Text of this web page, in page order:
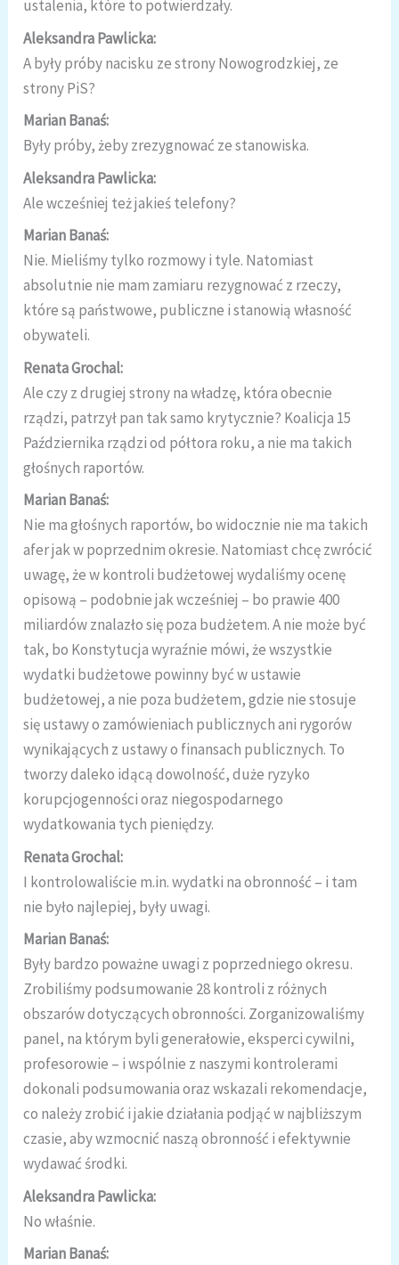
ustalenia, które to potwierdzały.
Aleksandra Pawlicka:
A były próby nacisku ze strony Nowogrodzkiej, ze
strony PiS?
Marian Banaś:
Były próby, żeby zrezygnować ze stanowiska.
Aleksandra Pawlicka:
Ale wcześniej też jakieś telefony?
Marian Banaś:
Nie. Mieliśmy tylko rozmowy i tyle. Natomiast
absolutnie nie mam zamiaru rezygnować z rzeczy,
które są państwowe, publiczne i stanowią własność
obywateli.
Renata Grochal:
Ale czy z drugiej strony na władzę, która obecnie
rządzi, patrzył pan tak samo krytycznie? Koalicja 15
Października rządzi od półtora roku, a nie ma takich
głośnych raportów.
Marian Banaś:
Nie ma głośnych raportów, bo widocznie nie ma takich
afer jak w poprzednim okresie. Natomiast chcę zwrócić
uwagę, że w kontroli budżetowej wydaliśmy ocenę
opisową – podobnie jak wcześniej – bo prawie 400
miliardów znalazło się poza budżetem. A nie może być
tak, bo Konstytucja wyraźnie mówi, że wszystkie
wydatki budżetowe powinny być w ustawie
budżetowej, a nie poza budżetem, gdzie nie stosuje
się ustawy o zamówieniach publicznych ani rygorów
wynikających z ustawy o finansach publicznych. To
tworzy daleko idącą dowolność, duże ryzyko
korupcjogenności oraz niegospodarnego
wydatkowania tych pieniędzy.
Renata Grochal:
I kontrolowaliście m.in. wydatki na obronność – i tam
nie było najlepiej, były uwagi.
Marian Banaś:
Były bardzo poważne uwagi z poprzedniego okresu.
Zrobiliśmy podsumowanie 28 kontroli z różnych
obszarów dotyczących obronności. Zorganizowaliśmy
panel, na którym byli generałowie, eksperci cywilni,
profesorowie – i wspólnie z naszymi kontrolerami
dokonali podsumowania oraz wskazali rekomendacje,
co należy zrobić i jakie działania podjąć w najbliższym
czasie, aby wzmocnić naszą obronność i efektywnie
wydawać środki.
Aleksandra Pawlicka:
No właśnie.
Marian Banaś: